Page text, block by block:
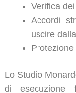
Verifica
Accordi
uscire
Lo Studio
di esecuzione